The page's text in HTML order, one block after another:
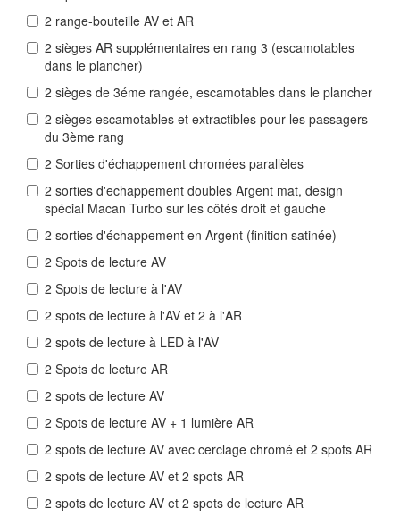
2 range-bouteille AV et AR
2 sièges AR supplémentaires en rang 3 (escamotables
dans le plancher)
2 sièges de 3éme rangée, escamotables dans le plancher
2 sièges escamotables et extractibles pour les passagers
du 3ème rang
2 Sorties d'échappement chromées parallèles
2 sorties d'echappement doubles Argent mat, design
spécial Macan Turbo sur les côtés droit et gauche
2 sorties d'échappement en Argent (finition satinée)
2 Spots de lecture AV
2 Spots de lecture à l'AV
2 spots de lecture à l'AV et 2 à l'AR
2 spots de lecture à LED à l'AV
2 Spots de lecture AR
2 spots de lecture AV
2 Spots de lecture AV + 1 lumière AR
2 spots de lecture AV avec cerclage chromé et 2 spots AR
2 spots de lecture AV et 2 spots AR
2 spots de lecture AV et 2 spots de lecture AR